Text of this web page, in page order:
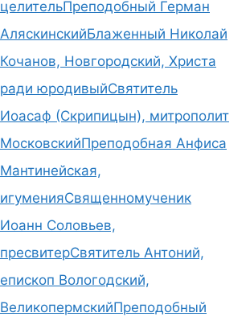
целительПреподобный Герман
АляскинскийБлаженный Николай
Кочанов, Новгородский, Христа
ради юродивыйСвятитель
Иоасаф (Скрипицын), митрополит
МосковскийПреподобная Анфиса
Мантинейская,
игуменияСвященномученик
Иоанн Соловьев,
пресвитерСвятитель Антоний,
епископ Вологодский,
ВеликопермскийПреподобный